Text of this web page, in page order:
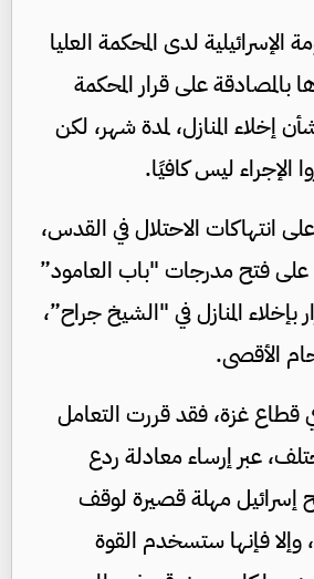
لدى المحكمة العليا
بالمصادقة على قرار المحكمة
إخلاء المنازل، لمدة شهر، لكن
الإجراء ليس كافيًا.
انتهاكات الاحتلال في القدس،
على فتح مدرجات "باب العامود”
بإخلاء المنازل في "الشيخ جراح”،
الأقصى.
غزة، فقد قررت التعامل
عبر إرساء معادلة ردع
إسرائيل مهلة قصيرة لوقف
وإلا فإنها ستسخدم القوة